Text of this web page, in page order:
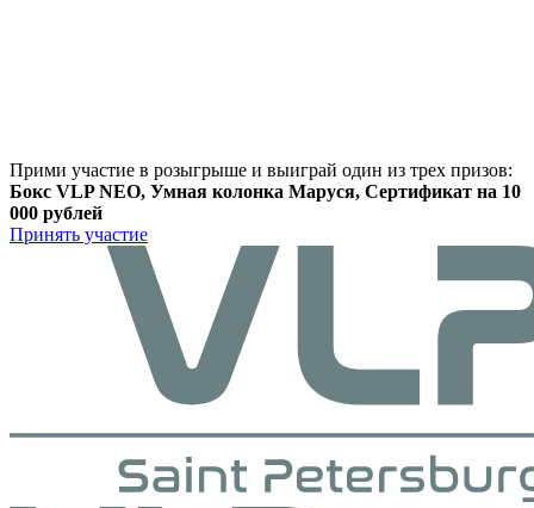
Прими участие в розыгрыше и выиграй один из трех призов:
Бокс VLP NEO, Умная колонка Маруся, Сертификат на 10
000 рублей
Принять участие